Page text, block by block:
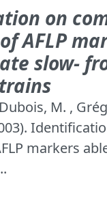
on
AFLP
slow-
M. ,
markers